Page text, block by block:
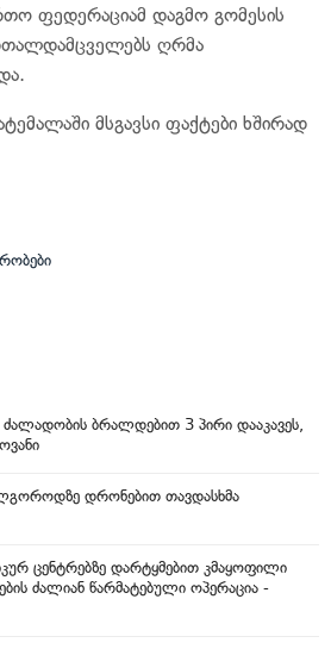
ფედერაციამ დაგმო გომესის
ღრმა
მსგავსი ფაქტები ხშირად
ბრალდებით 3 პირი დააკავეს,
დრონებით თავდასხმა
ცენტრებზე დარტყმებით კმაყოფილი
ძალიან წარმატებული ოპერაცია -